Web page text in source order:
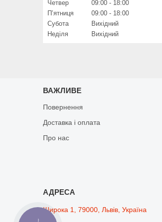
Четвер
09:00
18:00
Пʼятниця
09:00
18:00
Субота
Вихідний
Неділя
Вихідний
ВАЖЛИВЕ
Повернення
Доставка і оплата
Про нас
Широка 1, 79000, Львів, Україна